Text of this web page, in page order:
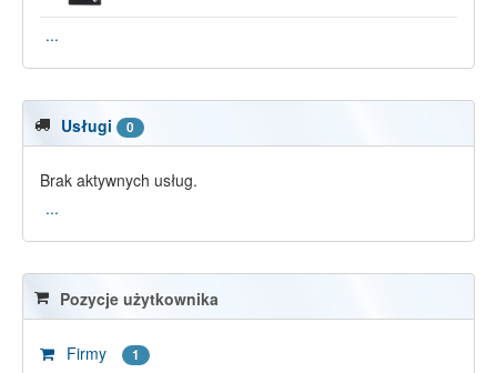
...
Usługi 0
Brak aktywnych usług.
...
Pozycje użytkownika
Firmy 1